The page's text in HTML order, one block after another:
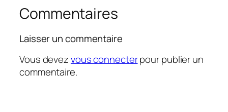
Commentaires
Laisser un commentaire
Vous devezvous connecterpour publier un
commentaire.